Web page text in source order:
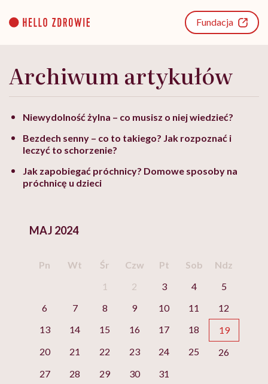
content
Fundacja
Archiwum artykułów
Niewydolność żylna – co musisz o niej wiedzieć?
Bezdech senny – co to takiego? Jak rozpoznać i
leczyć to schorzenie?
Jak zapobiegać próchnicy? Domowe sposoby na
próchnicę u dzieci
MAJ 2024
Pn Wt Śr Czw Pt Sob
Ndz
1
2 3 4
5
6
7 8 9 10 11
12
13
14 15 16 17 18
19
20
21 22 23 24 25
26
27
28 29 30 31